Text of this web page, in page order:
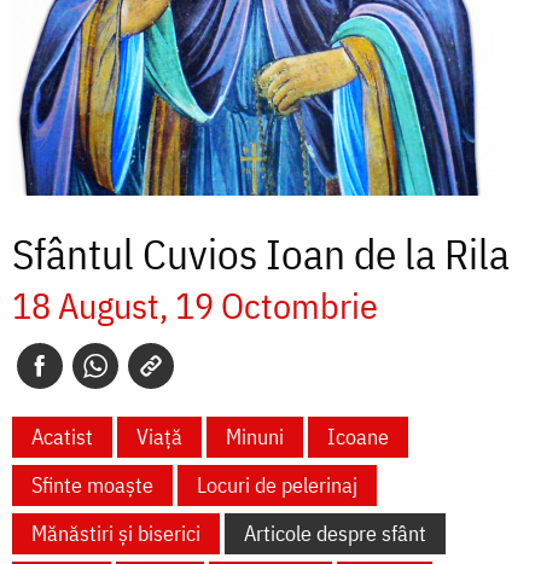
Sfântul Cuvios Ioan de la Rila
18 August 19 Octombrie
Acatist Viață Minuni
Icoane
Sfinte moaște
Locuri de pelerinaj
Mănăstiri și biserici
Articole despre sfânt